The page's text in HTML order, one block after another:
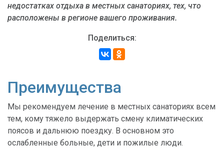
недостатках отдыха в местных санаториях, тех, что
расположены в регионе вашего проживания.
Поделиться:
Преимущества
Мы рекомендуем лечение в местных санаториях всем
тем, кому тяжело выдержать смену климатических
поясов и дальнюю поездку. В основном это
ослабленные больные, дети и пожилые люди.